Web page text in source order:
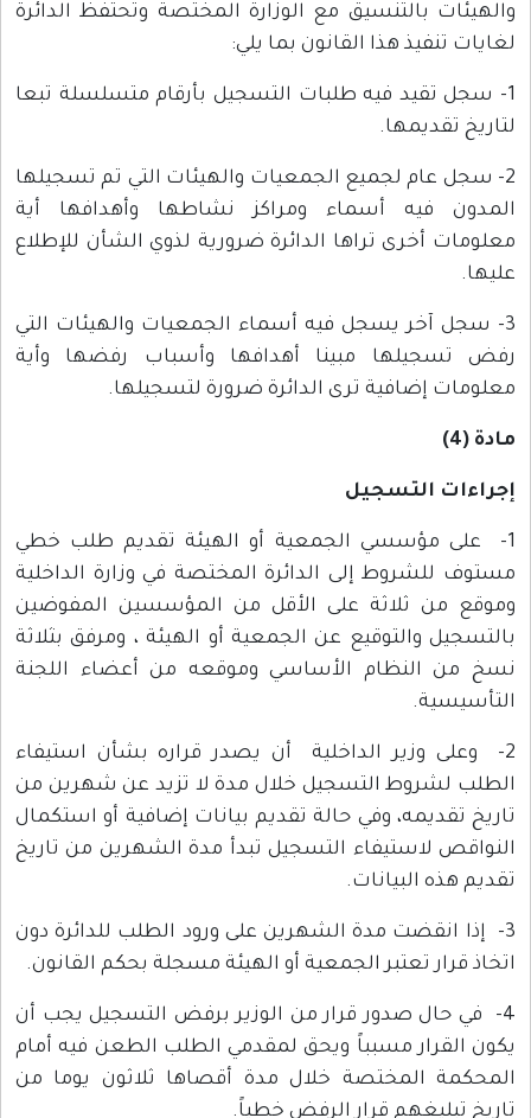
والهيئات بالتنسيق مع الوزارة المختصة وتحتفظ الدائرة
لغايات تنفيذ هذا القانون بما يلي:
1- سجل تقيد فيه طلبات التسجيل بأرقام متسلسلة تبعا
لتاريخ تقديمها.
2- سجل عام لجميع الجمعيات والهيئات التي تم تسجيلها
المدون فيه أسماء ومراكز نشاطها وأهدافها أية
معلومات أخرى تراها الدائرة ضرورية لذوي الشأن للإطلاع
عليها.
3- سجل آخر يسجل فيه أسماء الجمعيات والهيئات التي
رفض تسجيلها مبينا أهدافها وأسباب رفضها وأية
معلومات إضافية ترى الدائرة ضرورة لتسجيلها.
مادة (4)
إجراءات التسجيل
1- على مؤسسي الجمعية أو الهيئة تقديم طلب خطي
مستوف للشروط إلى الدائرة المختصة في وزارة الداخلية
وموقع من ثلاثة على الأقل من المؤسسين المفوضين
بالتسجيل والتوقيع عن الجمعية أو الهيئة ، ومرفق بثلاثة
نسخ من النظام الأساسي وموقعه من أعضاء اللجنة
التأسيسية.
2- وعلى وزير الداخلية أن يصدر قراره بشأن استيفاء
الطلب لشروط التسجيل خلال مدة لا تزيد عن شهرين من
تاريخ تقديمه، وفي حالة تقديم بيانات إضافية أو استكمال
النواقص لاستيفاء التسجيل تبدأ مدة الشهرين من تاريخ
تقديم هذه البيانات.
3- إذا انقضت مدة الشهرين على ورود الطلب للدائرة دون
اتخاذ قرار تعتبر الجمعية أو الهيئة مسجلة بحكم القانون.
4- في حال صدور قرار من الوزير برفض التسجيل يجب أن
يكون القرار مسبباً ويحق لمقدمي الطلب الطعن فيه أمام
المحكمة المختصة خلال مدة أقصاها ثلاثون يوما من
تاريخ تبليغهم قرار الرفض خطياً.